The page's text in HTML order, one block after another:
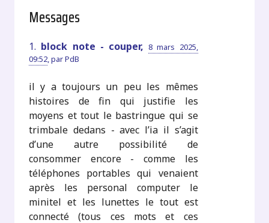
Messages
1. block note - couper,8 mars 2025,
09:52,parPdB
il y a toujours un peu les mêmes
histoires de fin qui justifie les
moyens et tout le bastringue qui se
trimbale dedans - avec l’ia il s’agit
d’une autre possibilité de
consommer encore - comme les
téléphones portables qui venaient
après les personal computer le
minitel et les lunettes le tout est
connecté (tous ces mots et ces